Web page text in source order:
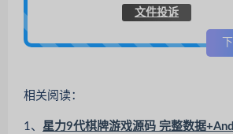
文件投诉
相关阅读：
1、 星力9代棋牌游戏源码 完整数据